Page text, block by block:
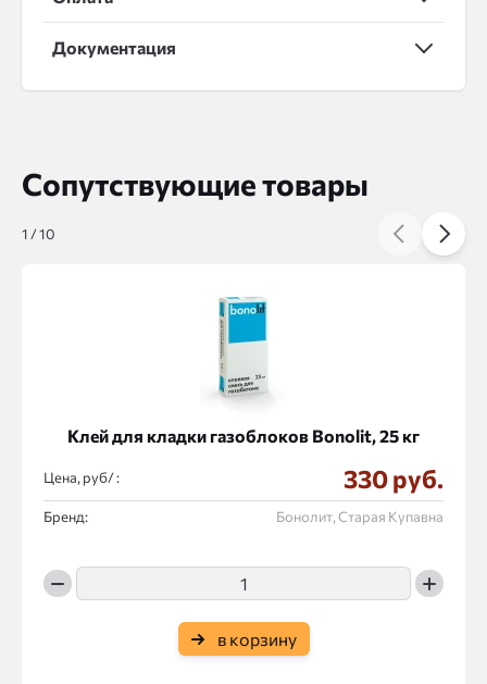
Документация
Сопутствующие товары
Клей для кладки газоблоков Bonolit, 25 кг
Цена, руб/ : 330 руб.
Бренд: Бонолит, Старая Купавна
в корзину
1 /10